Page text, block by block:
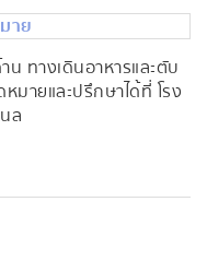
าย
ทางเดินอาหารและตับ
มายและปรึกษาได้ที่ โรง
ล